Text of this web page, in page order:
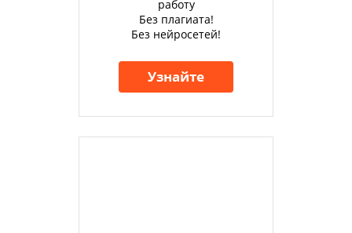
работу
Без плагиата!
Без нейросетей!
Узнайте